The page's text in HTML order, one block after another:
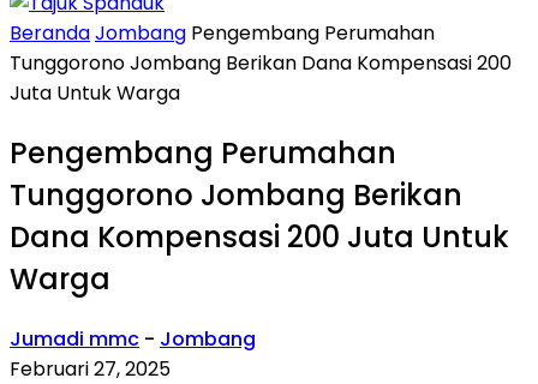
BerandaJombang Pengembang Perumahan
Tunggorono Jombang Berikan Dana Kompensasi 200
Juta Untuk Warga
Pengembang Perumahan
Tunggorono Jombang Berikan
Dana Kompensasi 200 Juta Untuk
Warga
Jumadi mmc - Jombang
Februari 27, 2025